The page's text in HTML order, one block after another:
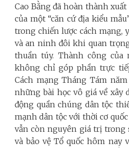
Cao Bằng đã hoàn thành
của một “căn cứ địa kiểu
trong chiến lược cách mạng,
và an ninh đôi khi quan
thuần túy. Thành công của
không chỉ góp phần trực
Cách mạng Tháng Tám
những bài học vô giá về xây
động quần chúng dân tộc
mạnh dân tộc với thời cơ
vẫn còn nguyên giá trị trong
và bảo vệ Tổ quốc hôm nay